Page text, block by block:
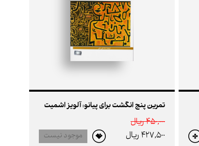
تمرین پنج انگشت برای پیانو: آلویز اشمیت
450,000 ريال
427,500 ريال
موجود نیست